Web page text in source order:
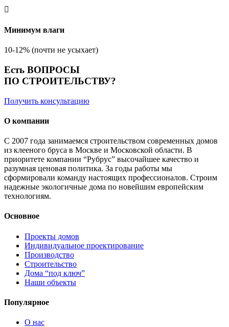

Минимум влаги
10-12% (почти не усыхает)
Есть ВОПРОСЫ
ПО СТРОИТЕЛЬСТВУ?
Получить консультацию
О компании
С 2007 года занимаемся строительством современных домов
из клееного бруса в Москве и Московской области. В
приоритете компании “Рубрус” высочайшее качество и
разумная ценовая политика. За годы работы мы
сформировали команду настоящих профессионалов. Строим
надежные экологичные дома по новейшим европейским
технологиям.
Основное
Проекты домов
Индивидуальное проектирование
Производство
Строительство
Дома “под ключ”
Наши объекты
Популярное
О нас